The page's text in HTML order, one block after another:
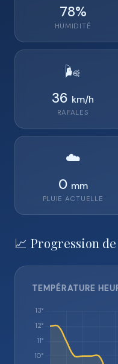
78%
HUMIDITÉ
🌬️
36 km/h
RAFALES
☁️
0 mm
PLUIE ACTUELLE
📈 Progression
TEMPÉRATURE